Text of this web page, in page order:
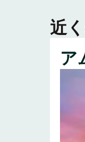
近
ア